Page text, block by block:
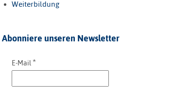
Weiterbildung
Abonniere unseren Newsletter
E-Mail *